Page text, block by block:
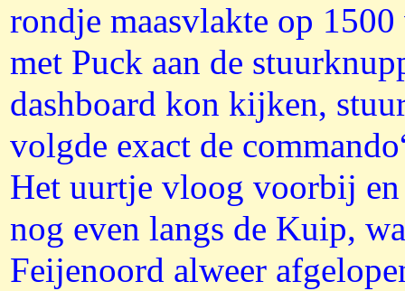
rondje maasvlakte op
met Puck aan de
dashboard kon kijken,
volgde exact de
Het uurtje vloog voorbij
nog even langs de Kuip,
Feijenoord alweer